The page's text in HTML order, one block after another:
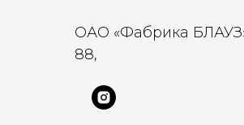
ОАО «Фабрика
88,